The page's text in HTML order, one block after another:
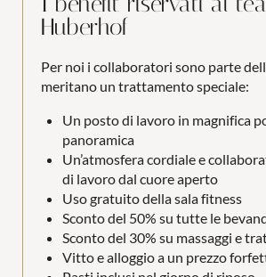
Curiosità e
Newsletter del
Come arrivare
Club degli ospiti
Camere e
Huberhof
Per noi i collaboratori sono parte
meritano un trattamento speciale:
Un posto di lavoro in magnifica
panoramica
Un’atmosfera cordiale e
di lavoro dal cuore aperto
Uso gratuito della sala fitness
Sconto del 50% su tutte le
Sconto del 30% su massaggi e
Vitto e alloggio a un prezzo